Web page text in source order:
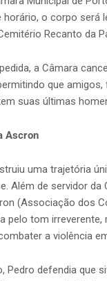
horário, o corpo será
Recanto da
a Câmara
que amigos,
suas últimas
Ascron
uma trajetória
Além de servidor da
(Associação dos
pelo tom
a violência
Pedro defendia que